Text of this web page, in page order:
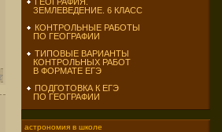
ЗЕМЛЕВЕДЕНИЕ. 6 КЛАСС
КОНТРОЛЬНЫЕ РАБОТЫ
ПО ГЕОГРАФИИ
ТИПОВЫЕ ВАРИАНТЫ
КОНТРОЛЬНЫХ РАБОТ
В ФОРМАТЕ ЕГЭ
ПОДГОТОВКА К ЕГЭ
ПО ГЕОГРАФИИ
астрономия в школе